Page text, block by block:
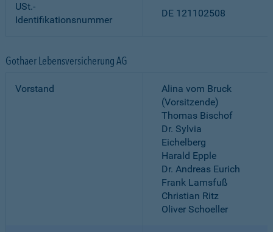
USt.-
Identifikationsnummer
DE 121102508
Gothaer Lebensversicherung AG
Vorstand
Alina vom Bruck
(Vorsitzende)
Thomas Bischof
Dr. Sylvia
Eichelberg
Harald Epple
Dr. Andreas Eurich
Frank Lamsfuß
Christian Ritz
Oliver Schoeller